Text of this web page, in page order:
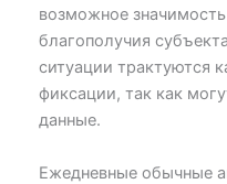
возможное
благополучия
ситуации трактуются
фиксации, так как
данные.
Ежедневные обычные